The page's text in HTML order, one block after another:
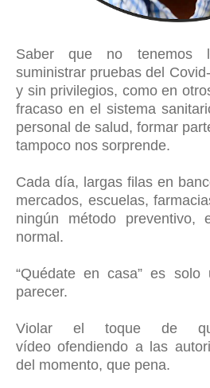
Saber que no tenemos
suministrar pruebas del
y sin privilegios, como en
fracaso en el sistema
personal de salud, formar
tampoco nos sorprende.
Cada día, largas filas en
mercados, escuelas,
ningún método preventivo,
normal.
“Quédate en casa” es solo
parecer.
Violar el toque de
vídeo ofendiendo a las
del momento, que pena.